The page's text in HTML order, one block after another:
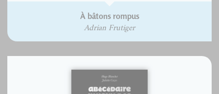
À bâtons rompus
Adrian Frutiger